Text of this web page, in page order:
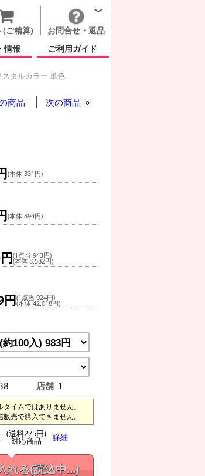
(ご精算)
お問合せ・返品
情報 ご利用ガイド
タルカラー 単色
商品 次の商品
(本体 331円)
(本体 894円)
(1点当 943円)
(本体 8,582円)
円(1点当 924円)
(本体 42,018円)
店舗 1
イムではありません。
売で購入できません。
(送料275円)
対応商品 詳細
れる(読込中...)